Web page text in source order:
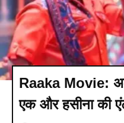
Raaka Movie:
एक और हसीना की